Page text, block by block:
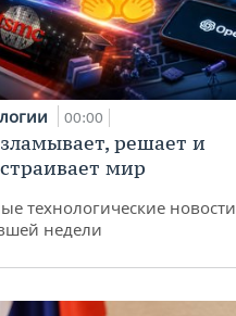
00:00
решает и
мир
технологические новости
недели